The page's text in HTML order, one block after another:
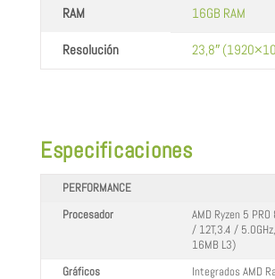
RAM 16GB RAM
Resolución 23,8″
Especificaciones
PERFORMANCE
Procesador
AMD Ryzen 5
/ 12T,3.4 /
16MB L3)
Gráficos
Integrados AMD